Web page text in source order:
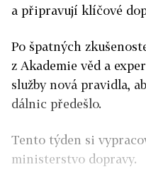
a připravují klíčové
Po špatných
z Akademie věd a
služby nová pravidla,
dálnic předešlo.
Tento týden si
ministerstvo dopravy.